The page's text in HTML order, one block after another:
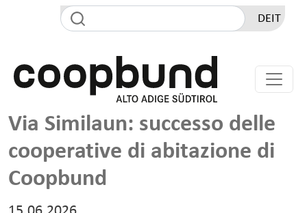
Salta al contenuto principale
DEIT
Via Similaun: successo delle
cooperative di abitazione di
Coopbund